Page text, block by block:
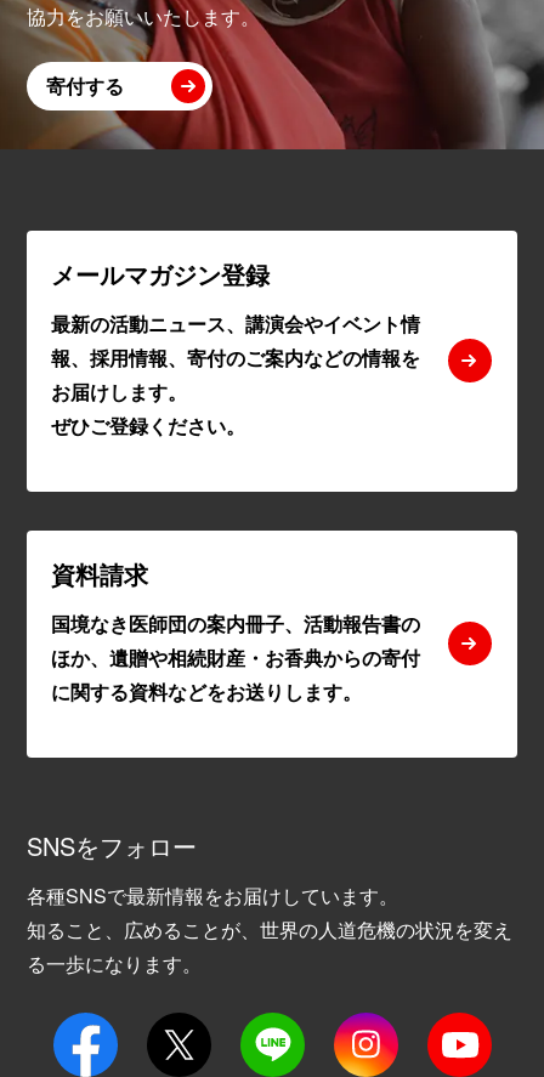
協力をお願いいたします。
寄付する
メールマガジン登録
最新の活動ニュース、講演会やイベント情
報、採用情報、寄付のご案内などの情報を
お届けします。
ぜひご登録ください。
資料請求
国境なき医師団の案内冊子、活動報告書の
ほか、遺贈や相続財産・お香典からの寄付
に関する資料などをお送りします。
SNSをフォロー
各種SNSで最新情報をお届けしています。
知ること、広めることが、世界の人道危機の状況を変え
る一歩になります。